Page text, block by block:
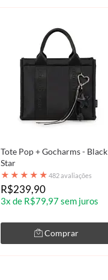
Tote Pop + Gocharms - Black
Star
★ ★ ★ ★ ★ 482 avaliações
R$239,90
3x de R$79,97 sem juros
Comprar